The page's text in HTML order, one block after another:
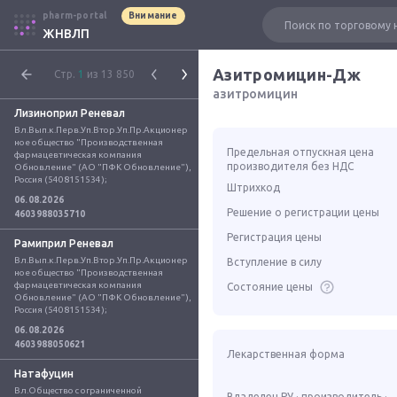
pharm-portal Внимание
ЖНВЛП
Стр. 1 из 13 850
Лизиноприл Реневал
Вл.Вып.к.Перв.Уп.Втор.Уп.Пр.Акционер
ное общество "Производственная
фармацевтическая компания
Обновление" (АО "ПФК Обновление"),
Россия (5408151534);
06.08.2026
4603988035710
Рамиприл Реневал
Вл.Вып.к.Перв.Уп.Втор.Уп.Пр.Акционер
ное общество "Производственная
фармацевтическая компания
Обновление" (АО "ПФК Обновление"),
Россия (5408151534);
06.08.2026
4603988050621
Натафуцин
Вл.Общество с ограниченной
Азитромицин-Дж
азитромицин
Предельная отпускная цена
производителя без НДС
Штрихкод
Решение о регистрации цены
Регистрация цены
Вступление в силу
Состояние цены
Лекарственная форма